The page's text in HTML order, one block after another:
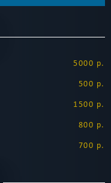
5000 р.
500 р.
1500 р.
800 р.
700 р.